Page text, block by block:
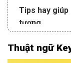
Tips hay
tượng
Xác định
Thuật ngữ